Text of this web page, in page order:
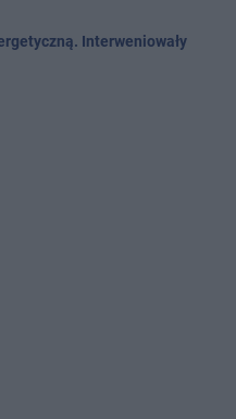
Interweniowały